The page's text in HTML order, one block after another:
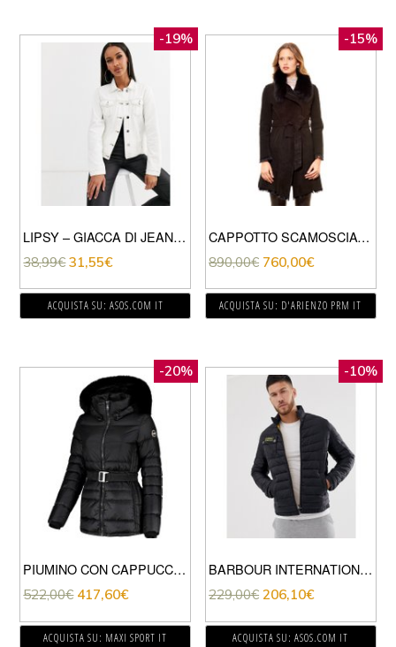
-19%
LIPSY – GIACCA DI JEANS-CREMA
38,99€ 31,55€
ACQUISTA SU: ASOS.COM IT
-15%
CAPPOTTO SCAMOSCIATO IN PELLICCIA DI VOLPE CON CINTURA • COLORE NERO
890,00€ 760,00€
ACQUISTA SU: D'ARIENZO PRM IT
-20%
PIUMINO CON CAPPUCCIO PELLICCIA DONNA
522,00€ 417,60€
ACQUISTA SU: MAXI SPORT IT
-10%
BARBOUR INTERNATIONAL – CHAIN BAFFLE – GIACCA NERA CON LOGO SULLA TASCA-NERO
229,00€ 206,10€
ACQUISTA SU: ASOS.COM IT